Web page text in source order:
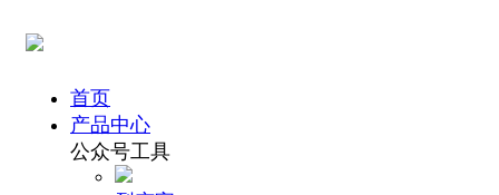
首页
产品中心
公众号工具